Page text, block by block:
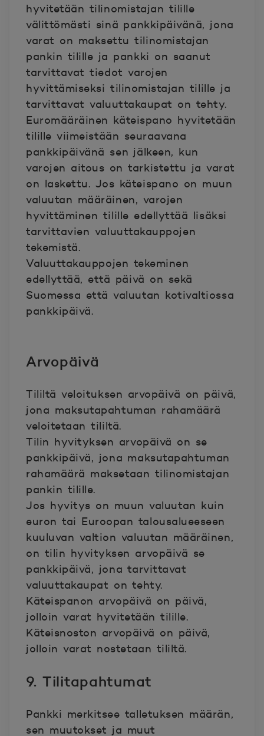
hyvitetään tilinomistajan tilille
välittömästi sinä pankkipäivänä, jona
varat on maksettu tilinomistajan
pankin tilille ja pankki on saanut
tarvittavat tiedot varojen
hyvittämiseksi tilinomistajan tilille ja
tarvittavat valuuttakaupat on tehty.
Euromääräinen käteispano hyvitetään
tilille viimeistään seuraavana
pankkipäivänä sen jälkeen, kun
varojen aitous on tarkistettu ja varat
on laskettu. Jos käteispano on muun
valuutan määräinen, varojen
hyvittäminen tilille edellyttää lisäksi
tarvittavien valuuttakauppojen
tekemistä.
Valuuttakauppojen tekeminen
edellyttää, että päivä on sekä
Suomessa että valuutan kotivaltiossa
pankkipäivä.
Arvopäivä
Tililtä veloituksen arvopäivä on päivä,
jona maksutapahtuman rahamäärä
veloitetaan tililtä.
Tilin hyvityksen arvopäivä on se
pankkipäivä, jona maksutapahtuman
rahamäärä maksetaan tilinomistajan
pankin tilille.
Jos hyvitys on muun valuutan kuin
euron tai Euroopan talousalueeseen
kuuluvan valtion valuutan määräinen,
on tilin hyvityksen arvopäivä se
pankkipäivä, jona tarvittavat
valuuttakaupat on tehty.
Käteispanon arvopäivä on päivä,
jolloin varat hyvitetään tilille.
Käteisnoston arvopäivä on päivä,
jolloin varat nostetaan tililtä.
9. Tilitapahtumat
Pankki merkitsee talletuksen määrän,
sen muutokset ja muut